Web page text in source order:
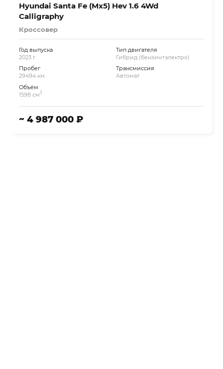
Hyundai Santa Fe (Mx5) Hev 1.6 4Wd
Calligraphy
Кроссовер
Год выпуска
2023 г.
Пробег
29494 км.
Объём
1598 см3
Тип двигателя
Гибрид (бензин+электро)
Трансмиссия
Автомат
~ 4 987 000 ₽